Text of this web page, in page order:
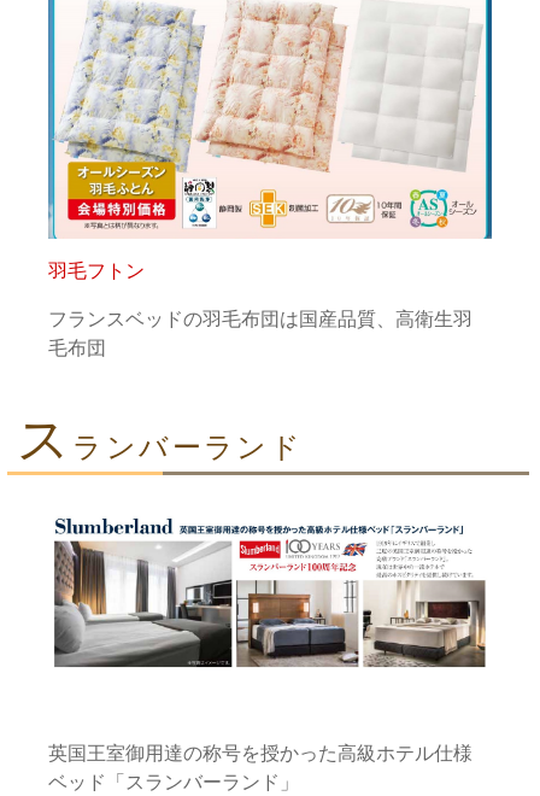
羽毛フトン
フランスベッドの羽毛布団は国産品質、高衛生羽
毛布団
ス ランバーランド
英国王室御用達の称号を授かった高級ホテル仕様
ベッド「スランバーランド」